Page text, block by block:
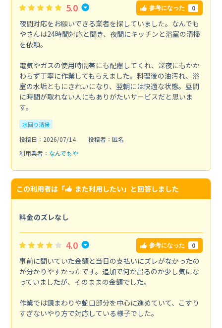
5.0 参考になった 0
夜間対応をお願いできる業者を探していました。なんでも
やさんは24時間対応と聞き、夜間にキッチンと浴室の清掃
を依頼。
電気やガスの使用時間帯にも配慮してくれ、深夜にもかか
わらず丁寧に作業してもらえました。料理後の油汚れ、浴
室の水垢ともにきれいになり、翌朝には快適な状態。昼間
に時間が取れない人にもありがたいサービスだと思いま
す。
水回り清掃
投稿日：2026/07/14
投稿者：匿名
利用業者： なんでもや
この利用者は「 また利用したい」と回答しました
料金のズレなし
4.0 参考になった 0
事前に聞いていた金額と当日の支払いにズレがなかったの
が分かりやすかったです。追加で何か出るのか少し気にな
っていましたが、そのままの金額でした。
作業では鏡まわりや蛇口部分を中心に進めていて、こすり
すぎないやり方で対応している様子でした。